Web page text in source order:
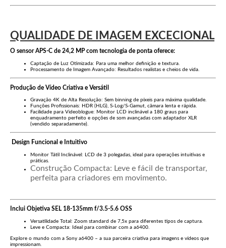
QUALIDADE DE IMAGEM EXCECIONAL
O sensor APS-C de 24,2 MP com tecnologia de ponta oferece:
Captação de Luz Otimizada: Para uma melhor definição e textura.
Processamento de Imagem Avançado: Resultados realistas e cheios de vida.
Produção de Vídeo Criativa e Versátil
Gravação 4K de Alta Resolução: Sem binning de píxeis para máxima qualidade.
Funções Profissionais: HDR (HLG), S-Log/S-Gamut, câmara lenta e rápida.
Facilidade para Videoblogue: Monitor LCD inclinável a 180 graus para
enquadramento perfeito e opções de som avançadas com adaptador XLR
(vendido separadamente).
Design Funcional e Intuitivo
Monitor Tátil Inclinável : LCD de 3 polegadas, ideal para operações intuitivas e
práticas.
Construção Compacta: Leve e fácil de transportar,
perfeita para criadores em movimento.
Inclui Objetiva SEL 18-135mm f/3.5-5.6 OSS
Versatilidade Total : Zoom standard de 7,5x para diferentes tipos de captura.
Leve e Compacta: Ideal para combinar com a a6400.
Explore o mundo com a Sony a6400 – a sua parceira criativa para imagens e vídeos que
impressionam.